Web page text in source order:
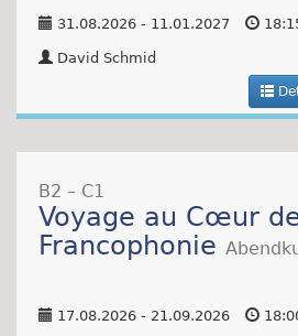
31.08.2026 - 11.01.2027
David Schmid
B2 – C1
Voyage au Cœur
Francophonie
17.08.2026 - 21.09.2026